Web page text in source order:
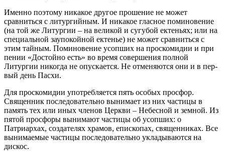
Именно поэтому никакое другое прошение не может
сравниться с литургийным. И никакое гласное поминовение
(на той же Литургии – на великой и сугубой ектеньях; или на
специальной заупокойной ектенье) не может сравниться с
этим тайным. Поминовение усопших на проскомидии и при
пении «Достойно есть» во время совершения полной
Литургии никогда не опускается. Не отменяются они и в пер­
вый день Пасхи.
Для проскомидии употребляется пять особых просфор.
Священник последовательно вынимает из них частицы в
память тех или иных членов Церкви – Небесной и земной. Из
пятой просфоры вынимают частицы об усопших: о
Патриархах, создателях храмов, епископах, священниках. Все
вынимаемые частицы последовательно укладываются на
дискос.